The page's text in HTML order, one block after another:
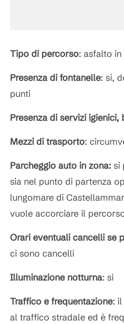
Tipo di percorso: asfalto
Presenza di fontanelle: si,
punti
Presenza di servizi igienici,
Mezzi di trasporto:
Parcheggio auto in zona: si
sia nel punto di partenza
lungomare di
vuole accorciare il
Orari eventuali cancelli se
ci sono cancelli
Illuminazione notturna: si
Traffico e frequentazione:
al traffico stradale ed è